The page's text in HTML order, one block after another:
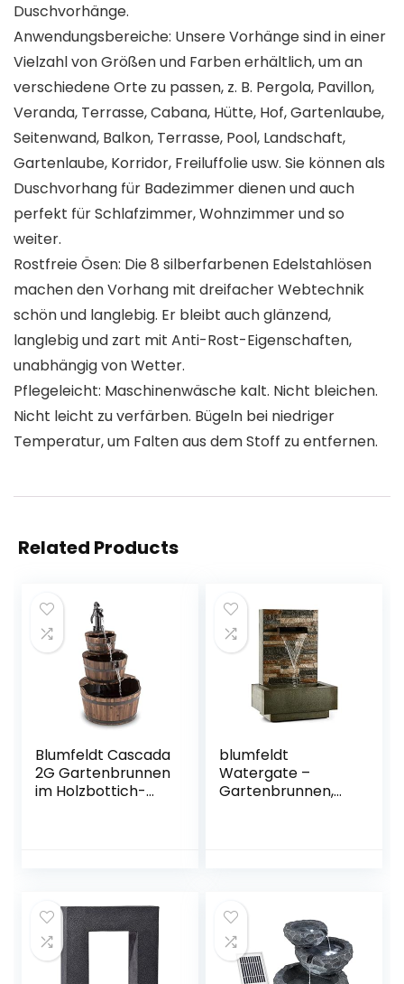
Duschvorhänge.
Anwendungsbereiche: Unsere Vorhänge sind in einer
Vielzahl von Größen und Farben erhältlich, um an
verschiedene Orte zu passen, z. B. Pergola, Pavillon,
Veranda, Terrasse, Cabana, Hütte, Hof, Gartenlaube,
Seitenwand, Balkon, Terrasse, Pool, Landschaft,
Gartenlaube, Korridor, Freiluffolie usw. Sie können als
Duschvorhang für Badezimmer dienen und auch
perfekt für Schlafzimmer, Wohnzimmer und so
weiter.
Rostfreie Ösen: Die 8 silberfarbenen Edelstahlösen
machen den Vorhang mit dreifacher Webtechnik
schön und langlebig. Er bleibt auch glänzend,
langlebig und zart mit Anti-Rost-Eigenschaften,
unabhängig von Wetter.
Pflegeleicht: Maschinenwäsche kalt. Nicht bleichen.
Nicht leicht zu verfärben. Bügeln bei niedriger
Temperatur, um Falten aus dem Stoff zu entfernen.
Related Products
Blumfeldt Cascada
2G Gartenbrunnen
im Holzbottich-
geschlossener
Wasserkreislauf,
kein Auslaufen des
Wassers, braun
blumfeldt
Watergate –
Gartenbrunnen,
Watt Pumpe, 10 m
Kabel, verzinktes
Metall, IPX8
Schutzart, grau